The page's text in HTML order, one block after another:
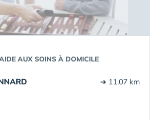
AUX SOINS À DOMICILE
➔ 11.07 km